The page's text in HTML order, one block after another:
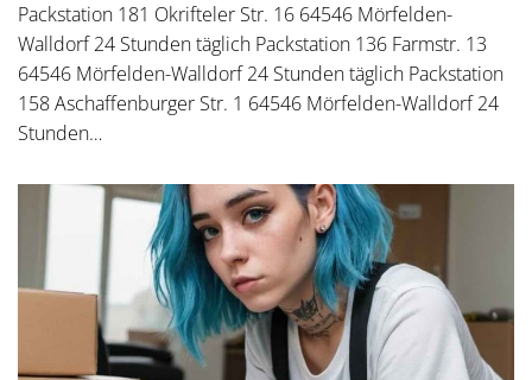
Packstation 181 Okrifteler Str. 16 64546 Mörfelden-
Walldorf 24 Stunden täglich Packstation 136 Farmstr. 13
64546 Mörfelden-Walldorf 24 Stunden täglich Packstation
158 Aschaffenburger Str. 1 64546 Mörfelden-Walldorf 24
Stunden…